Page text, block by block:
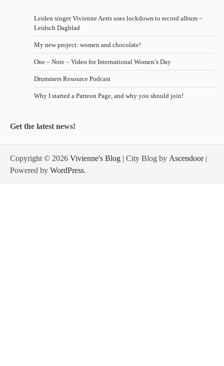
Leiden singer Vivienne Aerts uses lockdown to record album –
Leidsch Dagblad
My new project: women and chocolate!
One – Note – Video for International Women’s Day
Drummers Resource Podcast
Why I started a Patreon Page, and why you should join!
Get the latest news!
Copyright © 2026 Vivienne's Blog | City Blog by Ascendoor|
Powered by WordPress.